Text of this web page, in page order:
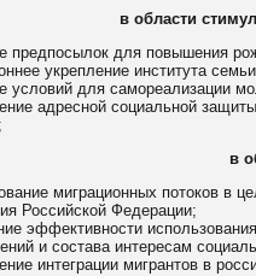
в области
предпосылок для повышения
укрепление института
условий для самореализации
адресной социальной
в
миграционных потоков в
Российской Федерации;
эффективности
и состава интересам
интеграции мигрантов в